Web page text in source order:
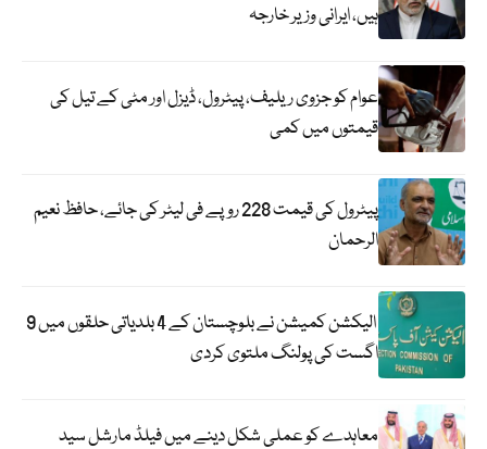
ہیں، ایرانی وزیر خارجہ
عوام کو جزوی ریلیف، پیٹرول، ڈیزل اور مٹی کے تیل کی
قیمتوں میں کمی
پیٹرول کی قیمت 228 روپے فی لیٹر کی جائے، حافظ نعیم
الرحمان
الیکشن کمیشن نے بلوچستان کے 4 بلدیاتی حلقوں میں 9
اگست کی پولنگ ملتوی کردی
معاہدے کو عملی شکل دینے میں فیلڈ مارشل سید